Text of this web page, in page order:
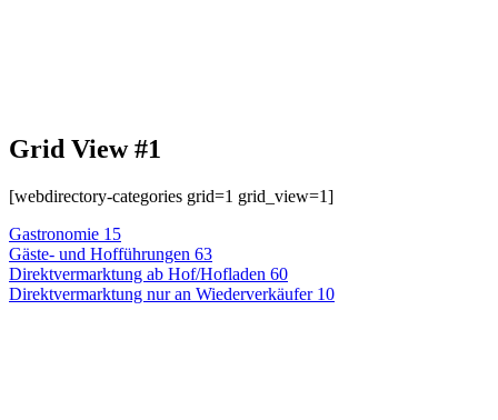
Grid View #1
[webdirectory-categories grid=1 grid_view=1]
Gastronomie 15
Gäste- und Hofführungen 63
Direktvermarktung ab Hof/Hofladen 60
Direktvermarktung nur an Wiederverkäufer 10